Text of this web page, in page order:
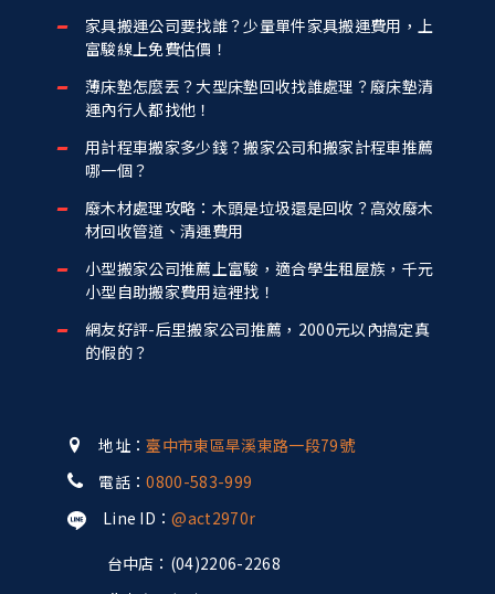
家具搬運公司要找誰？少量單件家具搬運費用，上
富駿線上免費估價！
薄床墊怎麼丟？大型床墊回收找誰處理？廢床墊清
運內行人都找他！
用計程車搬家多少錢？搬家公司和搬家計程車推薦
哪一個？
廢木材處理攻略：木頭是垃圾還是回收？高效廢木
材回收管道、清運費用
小型搬家公司推薦上富駿，適合學生租屋族，千元
小型自助搬家費用這裡找！
網友好評-后里搬家公司推薦，2000元以內搞定真
的假的？
地址：臺中市東區旱溪東路一段79號
電話：0800-583-999
Line ID：@act2970r
台中店：(04)2206-2268